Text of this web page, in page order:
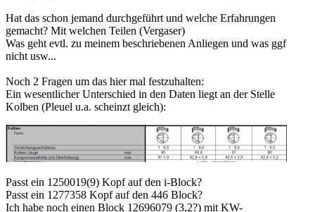
Hat das schon jemand durchgeführt und welche Erfahrungen
gemacht? Mit welchen Teilen (Vergaser)
Was geht evtl. zu meinem beschriebenen Anliegen und was ggf
nicht usw...
Noch 2 Fragen um das hier mal festzuhalten:
Ein wesentlicher Unterschied in den Daten liegt an der Stelle
Kolben (Pleuel u.a. scheinzt gleich):
Passt ein 1250019(9) Kopf auf den i-Block?
Passt ein 1277358 Kopf auf den 446 Block?
Ich habe noch einen Block 12696079 (3,2?) mit KW-